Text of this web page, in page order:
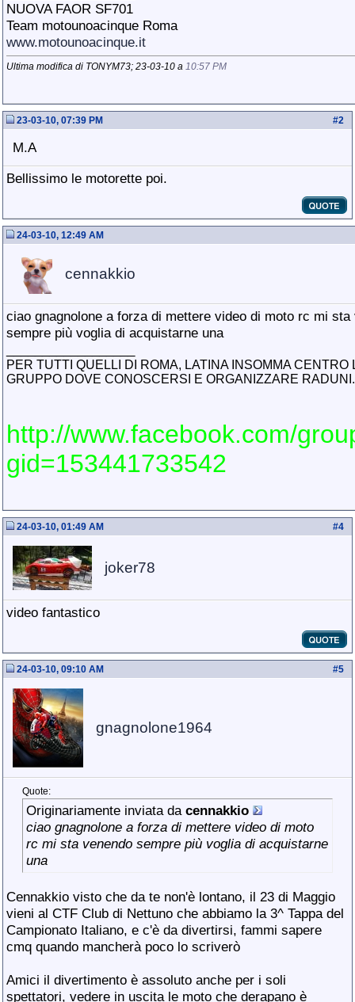
NUOVA FAOR SF701
Team motounoacinque Roma
www.motounoacinque.it
Ultima modifica di TONYM73; 23-03-10 a 10:57 PM
#2
23-03-10, 07:39 PM
M.A
Bellissimo le motorette poi.
24-03-10, 12:49 AM
cennakkio
ciao gnagnolone a forza di mettere video di moto rc mi sta
sempre più voglia di acquistarne una
PER TUTTI QUELLI DI ROMA, LATINA INSOMMA CENTRO
GRUPPO DOVE CONOSCERSI E ORGANIZZARE
http://www.facebook.com/
gid=153441733542
#4
24-03-10, 01:49 AM
joker78
video fantastico
#5
24-03-10, 09:10 AM
gnagnolone1964
Quote:
Originariamente inviata da cennakkio
ciao gnagnolone a forza di mettere video di moto
rc mi sta venendo sempre più voglia di acquistarne
una
Cennakkio visto che da te non'è lontano, il 23 di Maggio
vieni al CTF Club di Nettuno che abbiamo la 3^ Tappa del
Campionato Italiano, e c'è da divertirsi, fammi sapere
cmq quando mancherà poco lo scriverò
Amici il divertimento è assoluto anche per i soli
spettatori, vedere in uscita le moto che derapano è